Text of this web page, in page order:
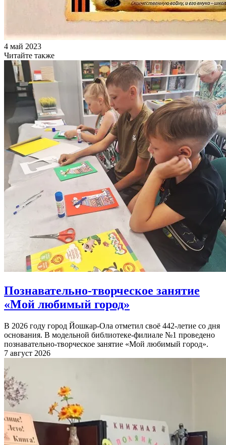
4 май 2023
Читайте также
Познавательно-творческое занятие
«Мой любимый город»
В 2026 году город Йошкар-Ола отметил своё 442-летие со дня
основания. В модельной библиотеке-филиале №1 проведено
познавательно-творческое занятие «Мой любимый город».
7 август 2026